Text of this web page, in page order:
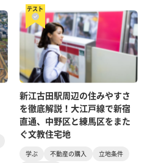
テスト
新江古田駅周辺の住みやすさ
を徹底解説！大江戸線で新宿
直通、中野区と練馬区をまた
ぐ文教住宅地
学ぶ 不動産の購入
立地条件